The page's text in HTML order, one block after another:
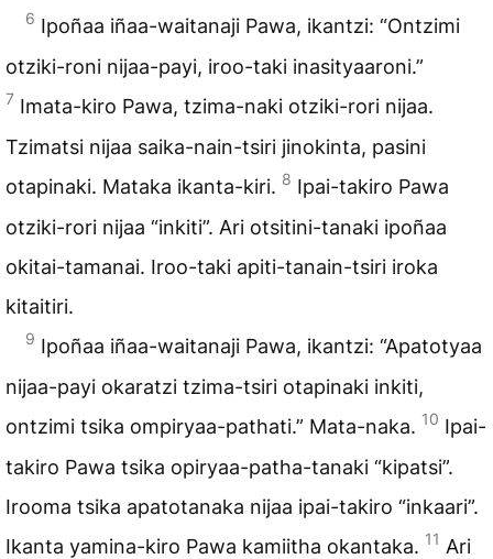
6 Ipoñaa iñaa-waitanaji Pawa, ikantzi: “Ontzimi
otziki-roni nijaa-payi, iroo-taki inasityaaroni.”
7 Imata-kiro Pawa, tzima-naki otziki-rori nijaa.
Tzimatsi nijaa saika-nain-tsiri jinokinta, pasini
otapinaki. Mataka ikanta-kiri. 8 Ipai-takiro Pawa
otziki-rori nijaa “inkiti”. Ari otsitini-tanaki ipoñaa
okitai-tamanai. Iroo-taki apiti-tanain-tsiri iroka
kitaitiri.
9 Ipoñaa iñaa-waitanaji Pawa, ikantzi: “Apatotyaa
nijaa-payi okaratzi tzima-tsiri otapinaki inkiti,
ontzimi tsika ompiryaa-pathati.” Mata-naka. 10 Ipai-
takiro Pawa tsika opiryaa-patha-tanaki “kipatsi”.
Irooma tsika apatotanaka nijaa ipai-takiro “inkaari”.
Ikanta yamina-kiro Pawa kamiitha okantaka. 11 Ari